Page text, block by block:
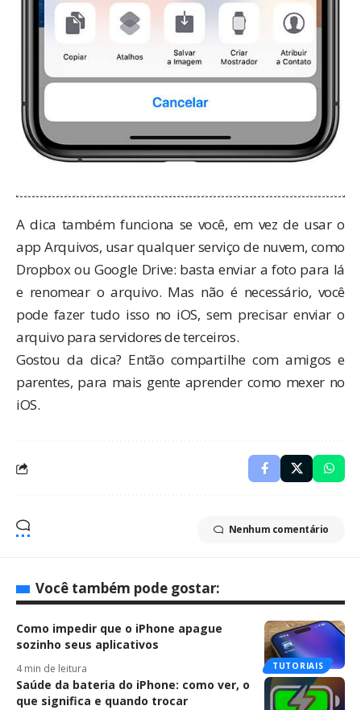
A dica também funciona se você, em vez de usar o
app Arquivos, usar qualquer serviço de nuvem, como
Dropbox ou Google Drive: basta enviar a foto para lá
e renomear o arquivo. Mas não é necessário, você
pode fazer tudo isso no iOS, sem precisar enviar o
arquivo para servidores de terceiros.
Gostou da dica? Então compartilhe com amigos e
parentes, para mais gente aprender como mexer no
iOS.
Nenhum comentário
Você também pode gostar:
TUTORIAIS
Como impedir que o iPhone apague
sozinho seus aplicativos
4 min de leitura
Saúde da bateria do iPhone: como ver, o
que significa e quando trocar